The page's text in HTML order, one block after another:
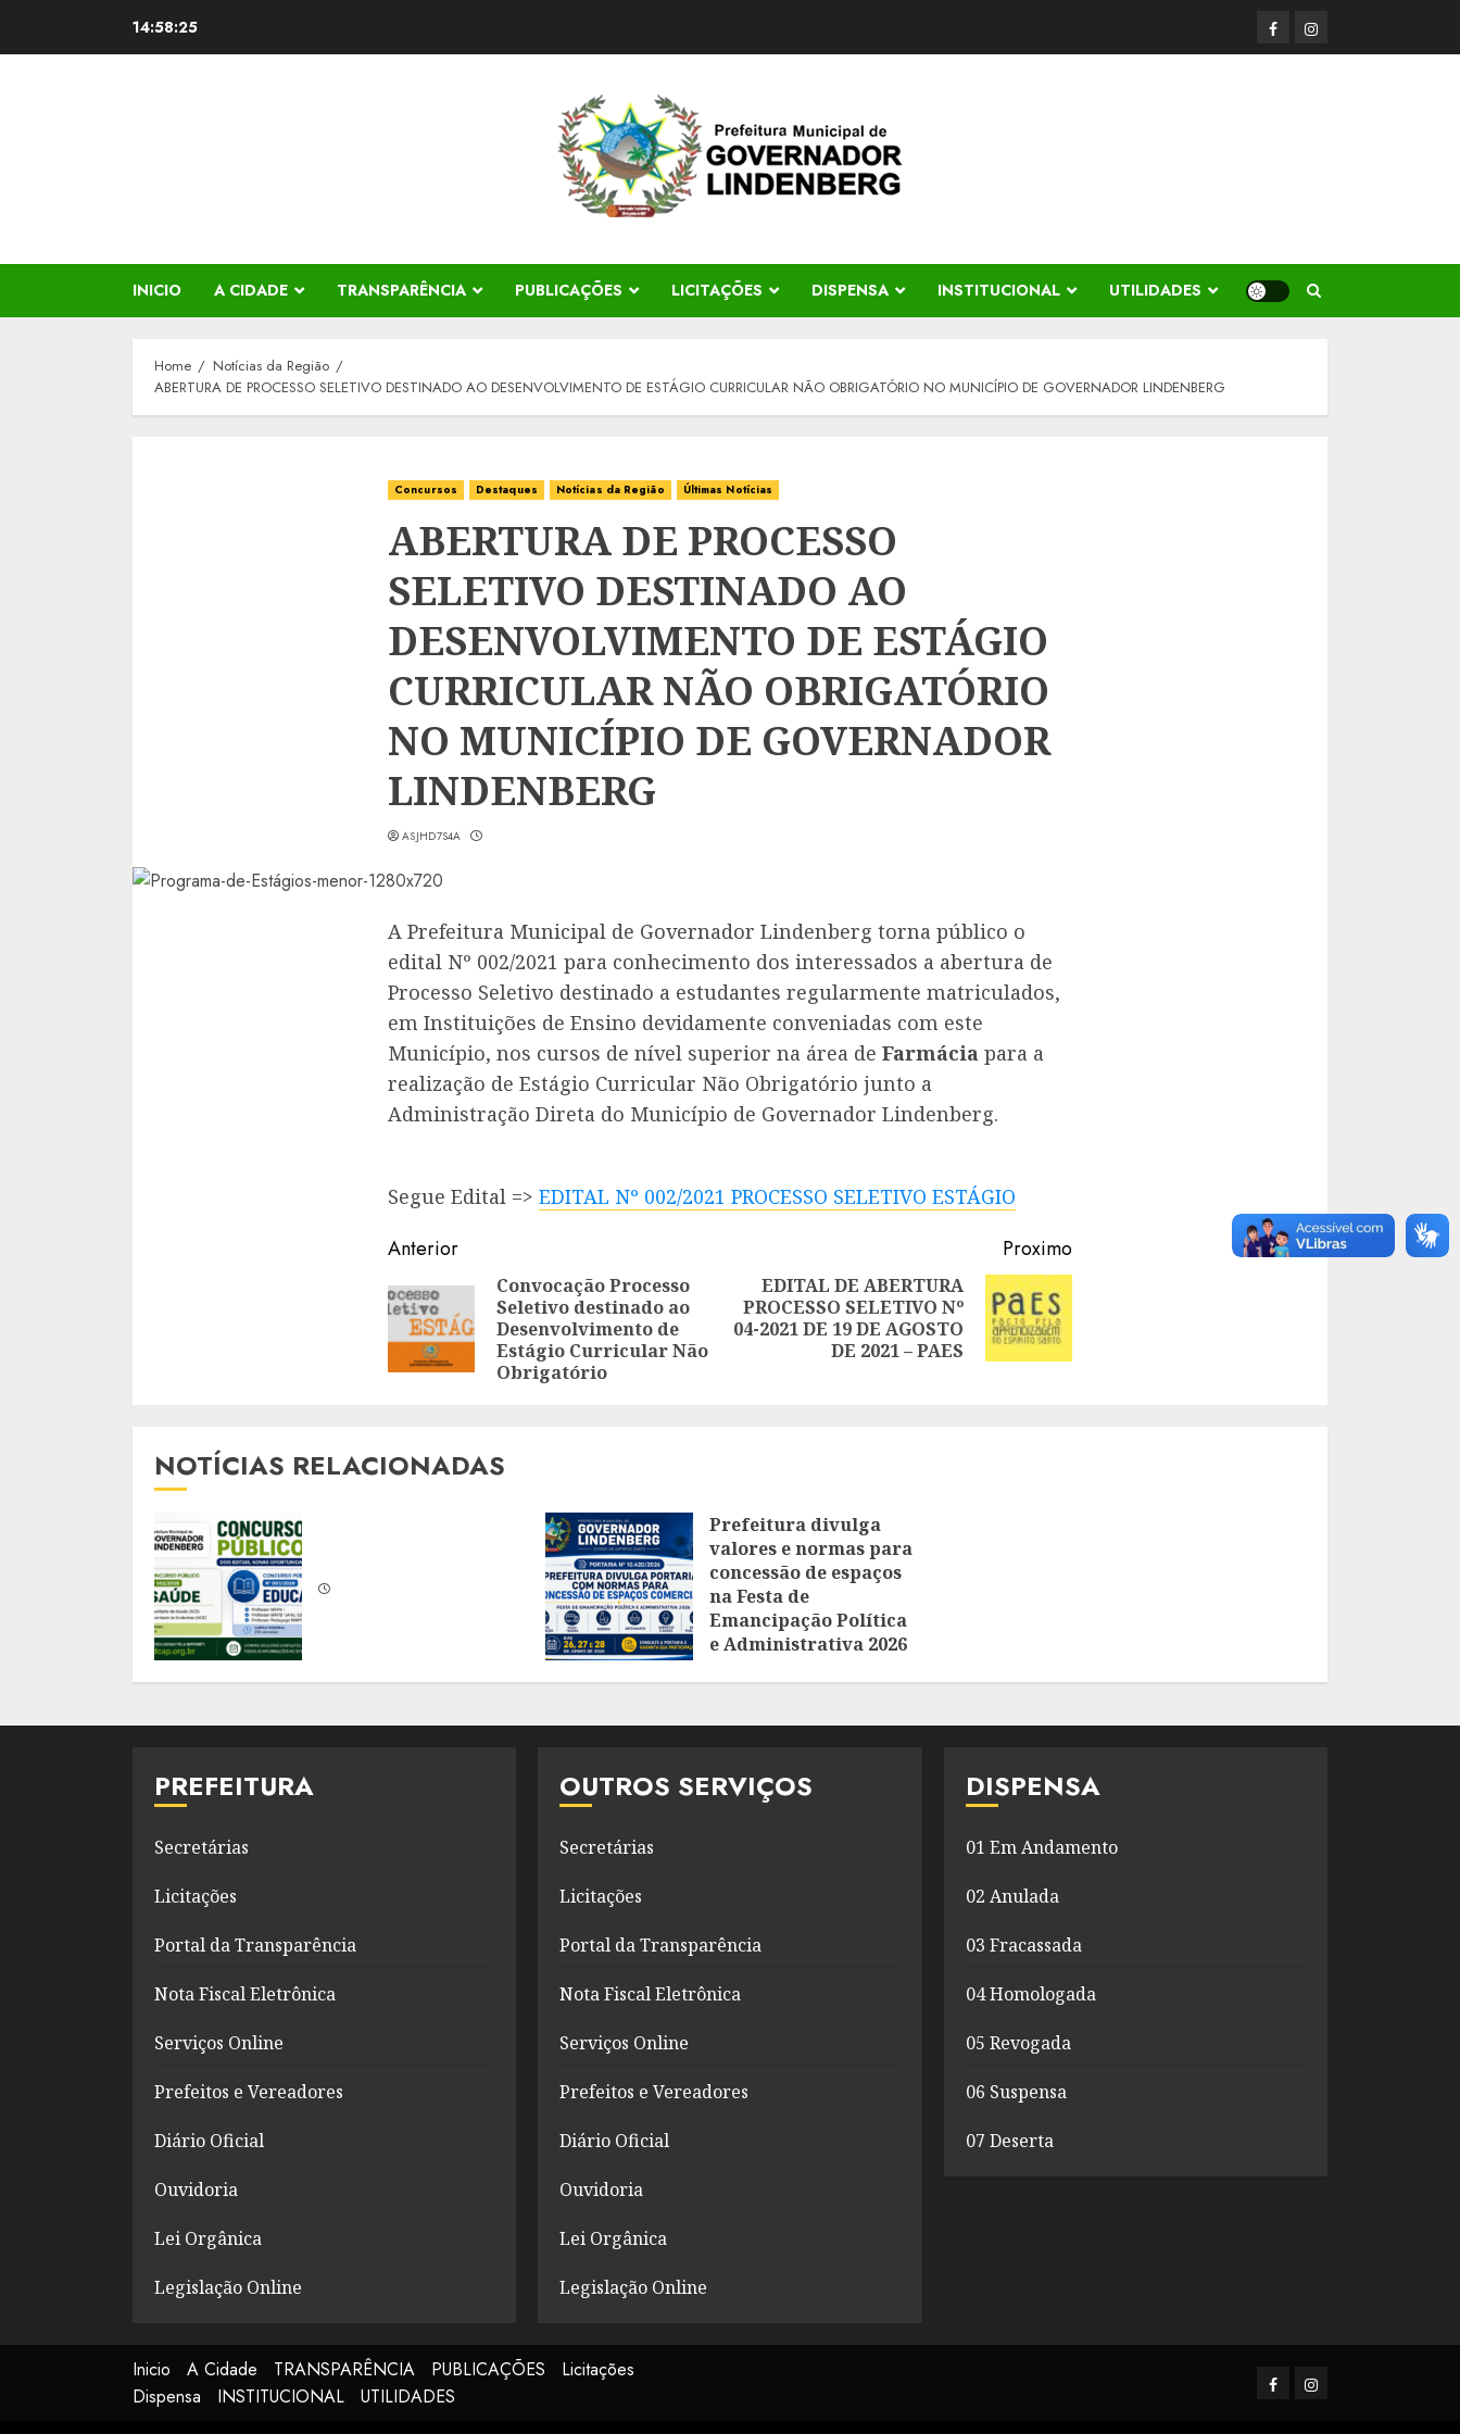
14:58:25 FacerbookInstagram
INICIO A CIDADE TRANSPARÊNCIA PUBLICAÇÕES LICITAÇÕES DISPENSA INSTITUCIONAL UTILIDADES
Home
Notícias da Região
ABERTURA DE PROCESSO SELETIVO DESTINADO AO DESENVOLVIMENTO DE ESTÁGIO CURRICULAR NÃO OBRIGATÓRIO NO MUNICÍPIO DE GOVERNADOR LINDENBERG
Concursos Destaques Notícias da Região Últimas Notícias
ABERTURA DE PROCESSO
SELETIVO DESTINADO AO
DESENVOLVIMENTO DE ESTÁGIO
CURRICULAR NÃO OBRIGATÓRIO
NO MUNICÍPIO DE GOVERNADOR
LINDENBERG
ASJHD7S4A
A Prefeitura Municipal de Governador Lindenberg torna público o
edital Nº 002/2021 para conhecimento dos interessados a abertura de
Processo Seletivo destinado a estudantes regularmente matriculados,
em Instituições de Ensino devidamente conveniadas com este
Município, nos cursos de nível superior na área de Farmácia para a
realização de Estágio Curricular Não Obrigatório junto a
Administração Direta do Município de Governador Lindenberg.
Segue Edital => EDITAL Nº 002/2021 PROCESSO SELETIVO ESTÁGIO
Continue
Reading
Anterior
Anterior:
Convocação Processo
Seletivo destinado ao
Desenvolvimento de
Estágio Curricular Não
Obrigatório
Proximo
Proximo:
EDITAL DE ABERTURA
PROCESSO SELETIVO Nº
04-2021 DE 19 DE AGOSTO
DE 2021 – PAES
NOTÍCIAS RELACIONADAS
Prefeitura divulga
valores e normas para
concessão de espaços
na Festa de
Emancipação Política
e Administrativa 2026
PREFEITURA
Secretárias
Licitações
Portal da Transparência
Nota Fiscal Eletrônica
Serviços Online
Prefeitos e Vereadores
Diário Oficial
Ouvidoria
Lei Orgânica
Legislação Online
OUTROS SERVIÇOS
Secretárias
Licitações
Portal da Transparência
Nota Fiscal Eletrônica
Serviços Online
Prefeitos e Vereadores
Diário Oficial
Ouvidoria
Lei Orgânica
Legislação Online
DISPENSA
01 Em Andamento
02 Anulada
03 Fracassada
04 Homologada
05 Revogada
06 Suspensa
07 Deserta
Inicio A Cidade TRANSPARÊNCIA PUBLICAÇÕES
Licitações
Dispensa
INSTITUCIONAL UTILIDADES
FacerbookInstagram